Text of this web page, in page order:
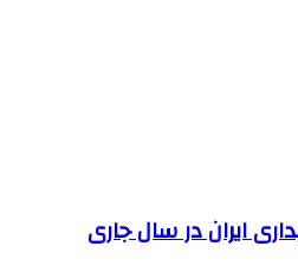
ایران در سال جاری